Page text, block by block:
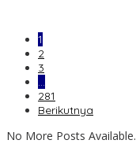
1
2
3
…
281
Berikutnya
No More Posts Available.